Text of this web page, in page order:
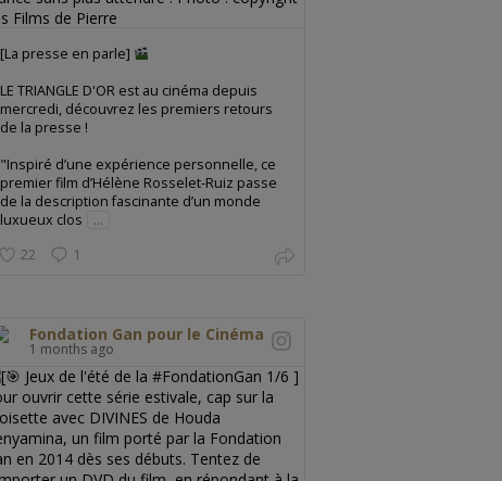
[La presse en parle]
LE TRIANGLE D'OR est au cinéma depuis
mercredi, découvrez les premiers retours
de la presse !
"Inspiré d’une expérience personnelle, ce
premier film d’Hélène Rosselet-Ruiz passe
de la description fascinante d’un monde
luxueux clos
...
22 1
Fondation Gan pour le Cinéma
1 months ago